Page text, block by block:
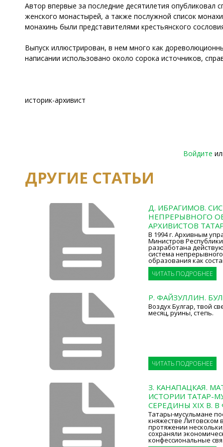
Автор впервые за последние десятилетия опубликовал
женского монастырей, а также послужной список
монахинь были представителями крестьянского
Выпуск иллюстрирован, в нем много как
написании использовано около сорока источников,
историк-архивист
Войдите
ДРУГИЕ СТАТЬИ
Д. ИБРАГИМОВ.
НЕПРЕРЫВНОГО
АРХИВИСТОВ
В 1994 г. Архивным
Министров
разработана
система
образования как
ЧИТАТЬ ПОДРОБНЕЕ
Р. ФАЙЗУЛЛИН.
Воздух Булгар, твой
месяц, руины, степь.
ЧИТАТЬ ПОДРОБНЕЕ
З. КАНАПАЦКАЯ.
ИСТОРИИ ТАТАР-
СЕРЕДИНЫ XIX В.
Татары-мусульмане
княжестве Литовском
протяжении
сохраняли
конфессиональные